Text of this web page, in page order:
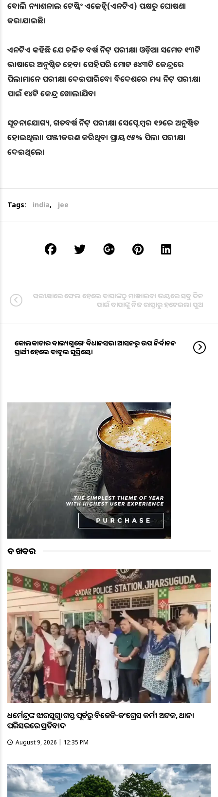
ବୋଲି ନ୍ୟାଶନାଲ ଟେଷ୍ଟିଂ ଏଜେନ୍ସି(ଏନଟିଏ) ପକ୍ଷରୁ ଘୋଷଣା
କରାଯାଇଛି।
ଏନଟିଏ କହିଛି ଯେ ଚଳିତ ବର୍ଷ ନିଟ୍‌ ପରୀକ୍ଷା ଓଡ଼ିଆ ସମେତ ୧୩ଟି
ଭାଷାରେ ଅନୁଷ୍ଠିତ ହେବ। ସେହିପରି ମୋଟ ୫୪୩ଟି କେନ୍ଦ୍ରରେ
ପିଲାମାନେ ପରୀକ୍ଷା ଦେଇପାରିବେ। ବିଦେଶରେ ମଧ୍ୟ ନିଟ୍ ପରୀକ୍ଷା
ପାଇଁ ୧୪ଟି କେନ୍ଦ୍ର ଖୋଲାଯିବ।
ସୂଚନାଯୋଗ୍ୟ, ଗତବର୍ଷ ନିଟ୍‌ ପରୀକ୍ଷା ସେପ୍ଟେମ୍ବର ୧୨ରେ ଅନୁଷ୍ଠିତ
ହୋଇଥିଲା। ପଞ୍ଜୀକରଣ କରିଥିବା ପ୍ରାୟ ୯୫% ପିଲା ପରୀକ୍ଷା
ଦେଇଥିଲେ।
Tags: india, jee
ପରୀକ୍ଷାରେ ଫେଲ ହେଲେ ବାପାଙ୍କଠୁ ମାଡ ଖାଇବା ଭୟରେ ସବୁ ଦିନ
ପାଇଁ ବାପାଙ୍କୁ ନିଜ ରାସ୍ତାରୁ ହଟେଇଲା ପୁଅ
କୋଲକାତାର ବାଲ୍ୟଗୁଙ୍ଗେ ବିଧାନସଭା ଆସନରୁ ଉପ ନିର୍ବାଚନ
ପ୍ରାର୍ଥୀ ହେଲେ ବାବୁଲ ସୁପ୍ରିୟୋ
ବଡ ଖବର
ଧର୍ମେନ୍ଦ୍ରଙ୍କ ଝାରସୁଗୁଡ଼ା ଗସ୍ତ ପୂର୍ବରୁ ବିଜେଡି-କଂଗ୍ରେସ କର୍ମୀ ଅଟକ, ଥାନା
ପରିସରରେ ପ୍ରତିବାଦ
August 9, 2026 | 12:35 PM